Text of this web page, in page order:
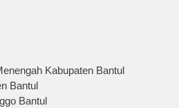
Kabupaten Bantul
Bantul
Bantul